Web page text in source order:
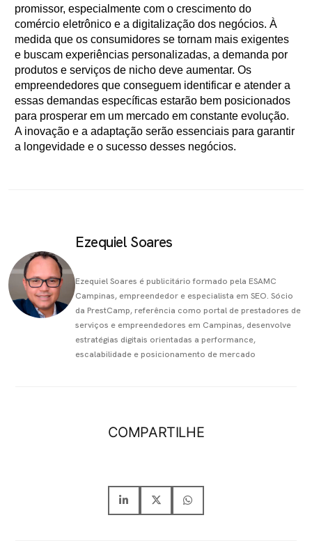
promissor, especialmente com o crescimento do
comércio eletrônico e a digitalização dos negócios. À
medida que os consumidores se tornam mais exigentes
e buscam experiências personalizadas, a demanda por
produtos e serviços de nicho deve aumentar. Os
empreendedores que conseguem identificar e atender a
essas demandas específicas estarão bem posicionados
para prosperar em um mercado em constante evolução.
A inovação e a adaptação serão essenciais para garantir
a longevidade e o sucesso desses negócios.
Ezequiel Soares
Ezequiel Soares é publicitário formado pela ESAMC
Campinas, empreendedor e especialista em SEO. Sócio
da PrestCamp, referência como portal de prestadores de
serviços e empreendedores em Campinas, desenvolve
estratégias digitais orientadas a performance,
escalabilidade e posicionamento de mercado
COMPARTILHE